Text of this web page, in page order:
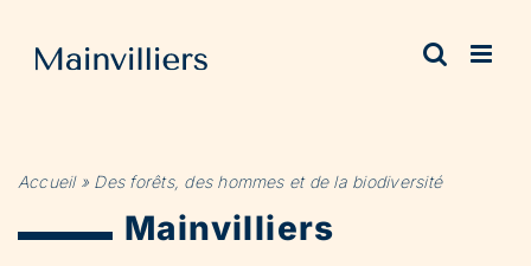
contenu
Accueil» Des forêts, des hommes et de la biodiversité
Mainvilliers